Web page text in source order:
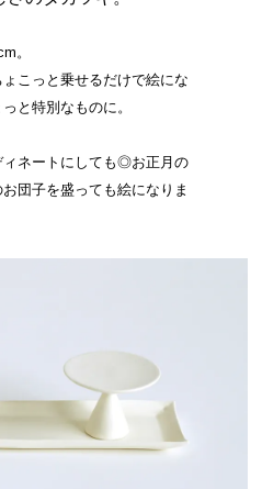
。
こっと乗せるだけで絵にな
と特別なものに。
ネートにしても◎お正月の
団子を盛っても絵になりま